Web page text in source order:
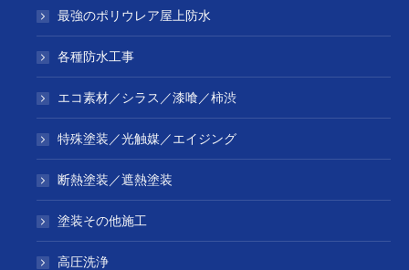
最強のポリウレア屋上防水
各種防水工事
エコ素材／シラス／漆喰／柿渋
特殊塗装／光触媒／エイジング
断熱塗装／遮熱塗装
塗装その他施工
高圧洗浄